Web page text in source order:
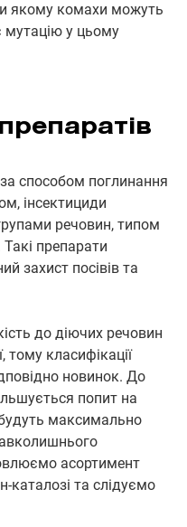
якому комахи можуть
мутацію у цьому
способом поглинання
інсектициди
речовин, типом
препарати
захист посівів та
до діючих речовин
тому класифікації
новинок. До
попит на
максимально
асортимент
каталозі та слідуємо